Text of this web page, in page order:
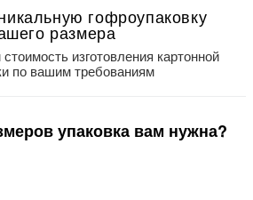
гофроупаковку
размера
стоимость изготовления картонной
по вашим требованиям
упаковка вам нужна?